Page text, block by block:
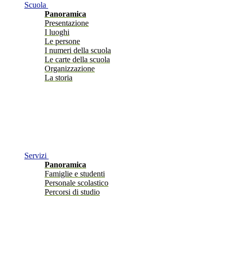
Scuola
Panoramica
Presentazione
I luoghi
Le persone
I numeri della scuola
Le carte della scuola
Organizzazione
La storia
Servizi
Panoramica
Famiglie e studenti
Personale scolastico
Percorsi di studio